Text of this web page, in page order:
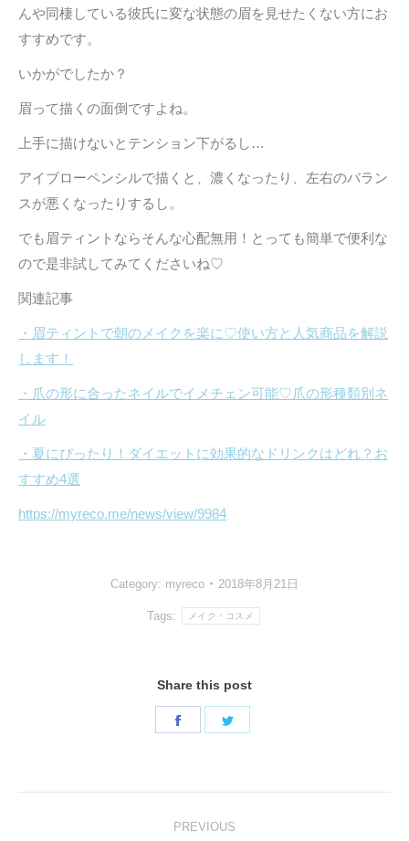
んや同棲している彼氏に変な状態の眉を見せたくない方にお
すすめです。
いかがでしたか？
眉って描くの面倒ですよね。
上手に描けないとテンション下がるし…
アイブローペンシルで描くと、濃くなったり、左右のバラン
スが悪くなったりするし。
でも眉ティントならそんな心配無用！とっても簡単で便利な
ので是非試してみてくださいね♡
関連記事
・眉ティントで朝のメイクを楽に♡使い方と人気商品を解説
します！
・爪の形に合ったネイルでイメチェン可能♡爪の形種類別ネ
イル
・夏にぴったり！ダイエットに効果的なドリンクはどれ？お
すすめ4選
https://myreco.me/news/view/9984
Category: myreco 2018年8月21日
Tags: メイク・コスメ
Share this post
Share
PREVIOUS